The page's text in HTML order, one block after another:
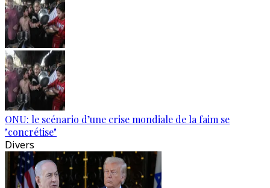
ONU: le scénario d’une crise mondiale de la faim se
"concrétise"
Divers